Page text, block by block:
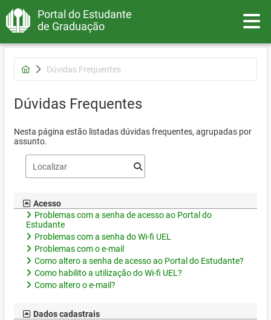
Portal do Estudante
de Graduação
Dúvidas Frequentes
Dúvidas Frequentes
Nesta página estão listadas dúvidas frequentes, agrupadas por
assunto.
Acesso
Problemas com a senha de acesso ao Portal do
Estudante
Problemas com a senha do Wi-fi UEL
Problemas com o e-mail
Como altero a senha de acesso ao Portal do Estudante?
Como habilito a utilização do Wi-fi UEL?
Como altero o e-mail?
Dados cadastrais